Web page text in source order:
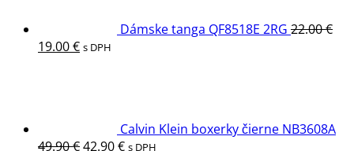
Dámske tanga QF8518E 2RG 22.00€
Pôvodná
19.00€Aktuálna
s DPH
Calvin Klein boxerky čierne NB3608A
49.90€Pôvodná
42.90€Aktuálna
s DPH